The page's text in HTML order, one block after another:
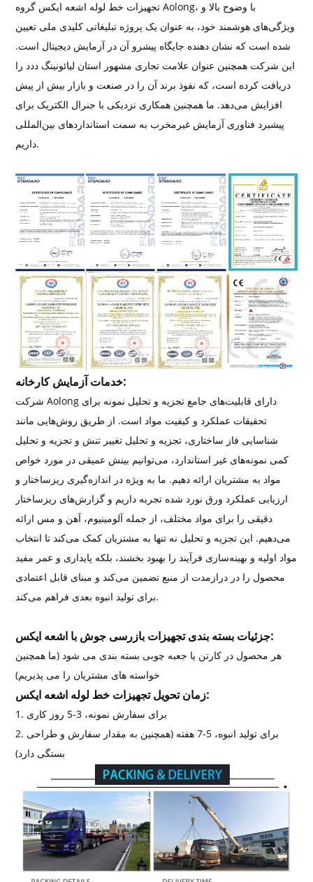
تجهیزات خط لوله اشعه ایکس گروه Aolong، با وضوح بالا و
ویژگی‌های هوشمند خود، به عنوان یک پروژه تبلیغاتی کلیدی ملی تعیین
شده است که نشان دهنده جایگاه پیشرو آن در آزمایش دیجیتال است.
این شرکت همچنین عنوان علامت تجاری مشهور استان لیائونینگ ددد را
دریافت کرده است، که نفوذ برند آن را در صنعت و بازار بیش از پیش
افزایش می‌دهد. ما همچنین همکاری نزدیکی با جنرال الکتریک برای
پیشبرد فناوری آزمایش غیرمخرب به سمت استانداردهای بین‌المللی
داریم.
خدمات آزمایش کارخانه:
شرکت Aolong دارای قابلیت‌های جامع تجزیه و تحلیل نمونه برای
تحقیقات عملکرد و کیفیت مواد است. از طریق روش‌هایی مانند
شناسایی فاز ساختاری، تجزیه و تحلیل تغییر تنش و تجزیه و تحلیل
کمی نمونه‌های غیر استاندارد، می‌توانیم بینش عمیقی در مورد خواص
مواد به مشتریان ارائه دهیم. ما به ویژه در اندازه‌گیری ریزساختار و
ارزیابی عملکرد ورق نورد شده تجربه داریم و گزارش‌های ریزساختار
دقیقی را برای مواد مختلف، از جمله آلومینیوم، آهن و مس ارائه
می‌دهیم. این تجزیه و تحلیل نه تنها به مشتریان کمک می‌کند تا انتخاب
مواد اولیه و بهینه‌سازی فرآیند را بهبود بخشند، بلکه پایداری و عمر مفید
محصول را در درازمدت از منبع تضمین می‌کند و مبنای قابل اعتمادی
برای تولید انبوه بعدی فراهم می‌کند.
جزئیات بسته بندی تجهیزات بازرسی جوش با اشعه ایکس:
هر محصول در کارتن یا جعبه چوبی بسته بندی می شود (ما همچنین
خواسته های مشتریان را می پذیریم)
زمان تحویل تجهیزات خط لوله اشعه ایکس:
1. برای سفارش نمونه، 3-5 روز کاری
2. برای تولید انبوه، 5-7 هفته (همچنین به مقدار سفارش و طراحی
بستگی دارد)